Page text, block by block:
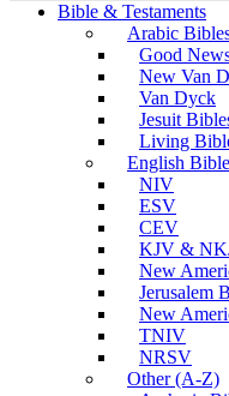
Bible & Testaments
Arabic
Good
New Van
Van Dyck
Jesuit
Living
English
NIV
ESV
CEV
KJV &
New
Jerusalem
New
TNIV
NRSV
Other (A-Z)